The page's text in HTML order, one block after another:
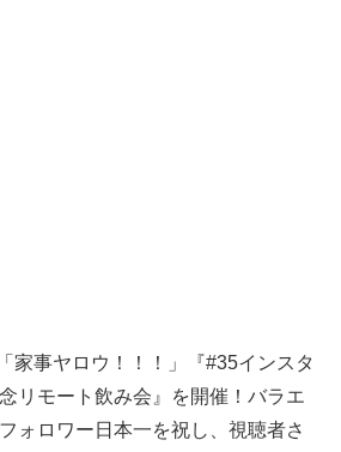
家事ヤロウ！！！」『#35インスタ
リモート飲み会』を開催！バラエ
ォロワー日本一を祝し、視聴者さ